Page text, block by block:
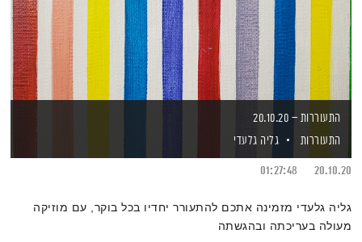
התעוררות – 20.10.20
התעוררות
גליה גלעדי
20.10.20
01:27:48
גליה גלעדי מזמינה אתכם להתעורר יחדיו בכל בוקר, עם מוזיקה
מעולה בעריכתה ובהגשתה